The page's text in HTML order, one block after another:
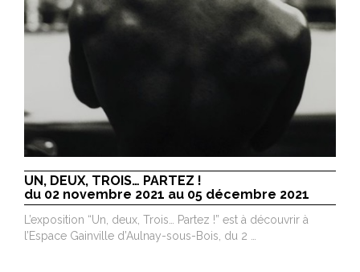
UN, DEUX, TROIS… PARTEZ !
du 02 novembre 2021 au 05 décembre 2021
L’exposition “Un, deux, Trois… Partez !” est à découvrir à
l’Espace Gainville d’Aulnay-sous-Bois, du 2 …